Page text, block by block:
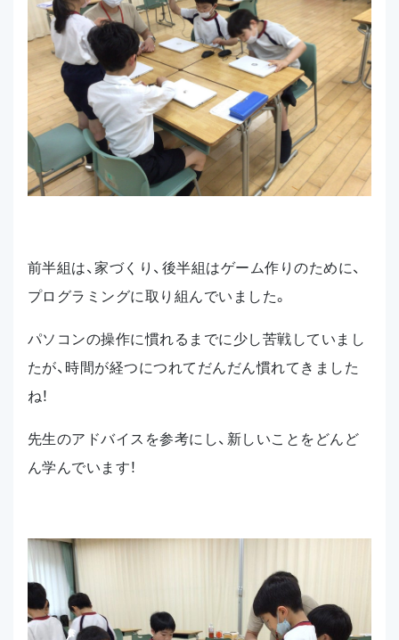
前半組は、家づくり、後半組はゲーム作りのために、
プログラミングに取り組んでいました。
パソコンの操作に慣れるまでに少し苦戦していまし
たが、時間が経つにつれてだんだん慣れてきました
ね！
先生のアドバイスを参考にし、新しいことをどんど
ん学んでいます！